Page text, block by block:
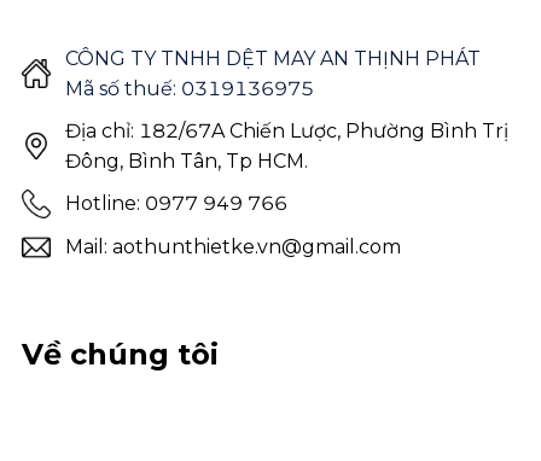
Về chúng tôi
Hotline: 0977 949 766
Mail: aothunthietke.vn@gmail.com
Địa chỉ: 182/67A Chiến Lược, Phường Bình Trị
Đông, Bình Tân, Tp HCM.
CÔNG TY TNHH DỆT MAY AN THỊNH PHÁT
Mã số thuế: 0319136975